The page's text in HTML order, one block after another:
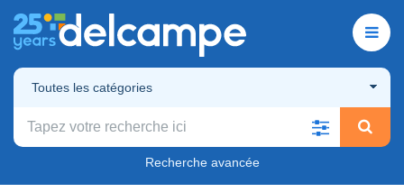
Toutes les catégories
Recherche avancée